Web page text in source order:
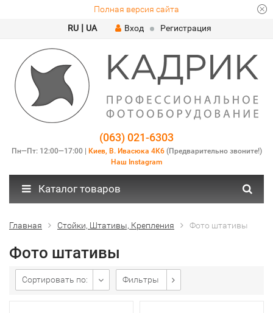
Полная версия сайта
RU | UA Вход Регистрация
(063) 021-6303
Пн—Пт: 12:00—17:00 | Киев, В. Ивасюка 4К6(Предварительно звоните!)
Наш Instagram
Каталог товаров
Главная Стойки, Штативы, Крепления Фото штативы
Фото штативы
Сортировать по: Фильтры